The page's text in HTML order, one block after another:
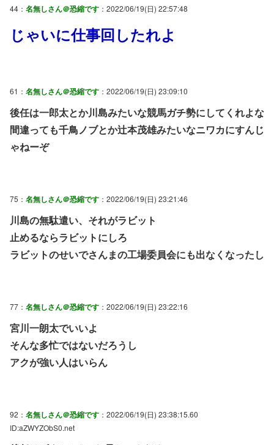
44： 名無しさん＠恐縮です ：2022/06/19(日) 22:57:48
じゃいに仕事回したれよ
61： 名無しさん＠恐縮です ：2022/06/19(日) 23:09:10
後任は一郎太とか川島みたいな競馬ガチ勢にしてくれよな
間違っても千鳥ノブとか辻本茂雄みたいなニワカにすんじ
ゃねーぞ
75： 名無しさん＠恐縮です ：2022/06/19(日) 23:21:46
川島の無駄遣い、それがラビット
止めるならラビットにしろ
ラビットのせいでさんまの工場委員会にも出なくなったし
77： 名無しさん＠恐縮です ：2022/06/19(日) 23:22:16
宮川一朗太でいいよ
そんな多忙ではないだろうし
アクが強い人はいらん
92： 名無しさん＠恐縮です ：2022/06/19(日) 23:38:15.60
ID:aZWYZObS0.net